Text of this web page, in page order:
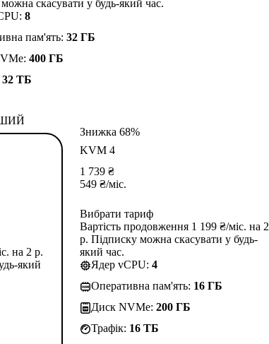
скасувати у будь-який час.
8
пам'ять: 32 ГБ
400 ГБ
32 TБ
на 2 р.
який
Знижка 68%
KVM 4
1 739 ₴
549 ₴/міс.
Вибрати тариф
Вартість продовження 1 199 ₴/міс. на 2
р. Підписку можна скасувати у будь-
який час.
Ядер vCPU: 4
Оперативна пам'ять: 16 ГБ
Диск NVMe: 200 ГБ
Трафік: 16 TБ